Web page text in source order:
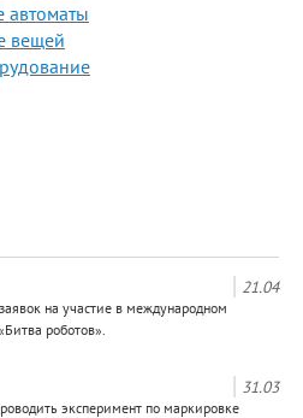
автоматы
вещей
21.04
на участие в международном
роботов».
31.03
эксперимент по маркировке